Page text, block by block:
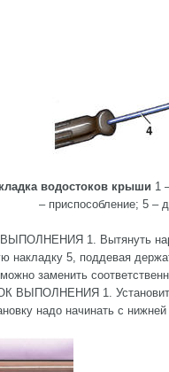
водостоков крыши 1
– приспособление; 5 –
1. Вытянуть
накладку 5, поддевая
заменить
ВЫПОЛНЕНИЯ 1.
надо начинать с